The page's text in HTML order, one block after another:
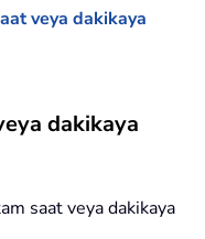
veya dakikaya
dakikaya
saat veya dakikaya